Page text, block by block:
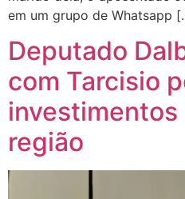
em um grupo de Whatsapp
Deputado
com Tarcisio
investimentos
região